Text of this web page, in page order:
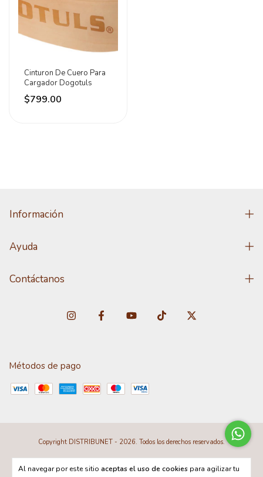
Al navegar por este sitio aceptas el uso de cookies para agilizar tu
Cinturon De Cuero Para
Cargador Dogotuls
$799.00
Información
Ayuda
Contáctanos
Métodos de pago
Copyright DISTRIBUNET - 2026. Todos los derechos reservados.